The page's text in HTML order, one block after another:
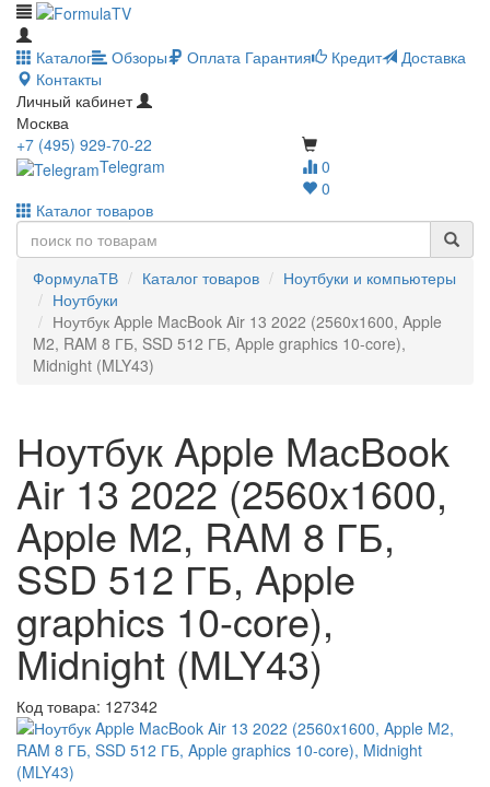
Каталог Обзоры Оплата Гарантия Кредит
Доставка
Контакты
Личный кабинет
Москва
0
0
+7 (495) 929-70-22
Telegram
Каталог товаров
ФормулаТВ Каталог товаров
Ноутбуки и компьютеры
Ноутбуки
Ноутбук Apple MacBook Air 13 2022 (2560x1600, Apple
M2, RAM 8 ГБ, SSD 512 ГБ, Apple graphics 10-core),
Midnight (MLY43)
Ноутбук Apple MacBook
Air 13 2022 (2560x1600,
Apple M2, RAM 8 ГБ,
SSD 512 ГБ, Apple
graphics 10-core),
Midnight (MLY43)
Код товара: 127342